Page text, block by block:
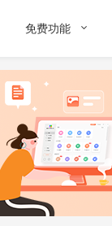
免费功能